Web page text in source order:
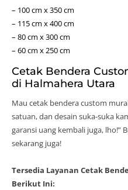
– 100 cm x 350 cm
– 115 cm x 400 cm
– 80 cm x 300 cm
– 60 cm x 250 cm
Cetak Bendera
di Halmahera Utara
Mau cetak bendera custom
satuan, dan desain suka-suka
garansi uang kembali juga, lho!”
sekarang juga!
Tersedia Layanan Cetak
Berikut Ini: